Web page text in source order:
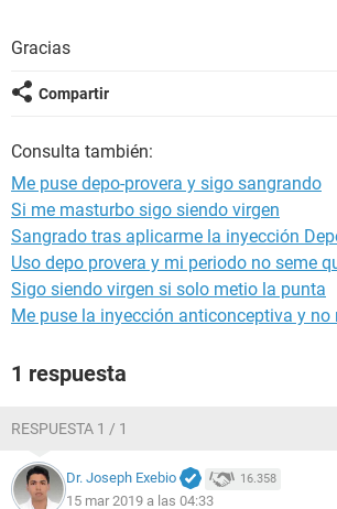
Gracias
Compartir
Consulta también:
Me puse depo-provera y sigo sangrando
Si me masturbo sigo siendo virgen
Sangrado tras aplicarme la inyección
Uso depo provera y mi periodo no seme
Sigo siendo virgen si solo metio la punta
Me puse la inyección anticonceptiva y no
1 respuesta
RESPUESTA 1 / 1
Dr. Joseph Exebio 16.358
15 mar 2019 a las 04:33